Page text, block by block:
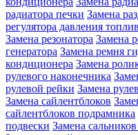
радиатора печки Замена
регулятора давления
Замена резонатора Замена
генератора Замена ремня
кондиционера Замена
рулевого наконечника
рулевой рейки Замена
Замена сайлентблоков
сайлентблоков подрамника
подвески Замена